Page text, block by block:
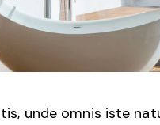
unde omnis iste